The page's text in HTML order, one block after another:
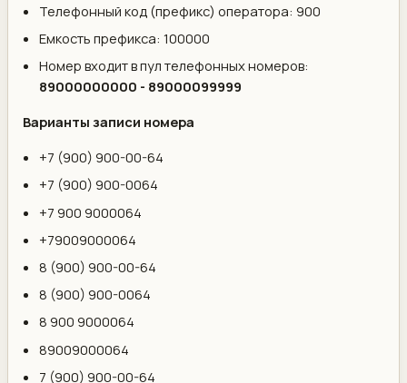
Телефонный код (префикс) оператора: 900
Емкость префикса: 100000
Номер входит в пул телефонных номеров:
89000000000 - 89000099999
Варианты записи номера
+7 (900) 900-00-64
+7 (900) 900-0064
+7 900 9000064
+79009000064
8 (900) 900-00-64
8 (900) 900-0064
8 900 9000064
89009000064
7 (900) 900-00-64